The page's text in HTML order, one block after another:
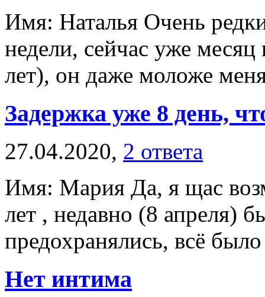
Имя: Наталья Очень
недели, сейчас уже
лет), он даже моложе
Задержка уже 8 день,
27.04.2020, 2 ответа
Имя: Мария Да, я щас
лет , недавно (8 апреля)
предохранялись, всё
Нет интима